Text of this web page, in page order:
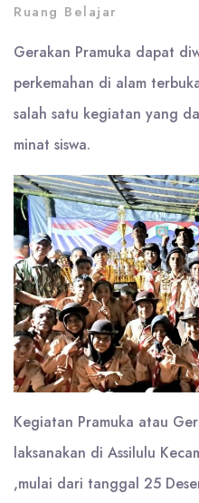
Ruang Belajar
Gerakan Pramuka dapat
perkemahan di alam
salah satu kegiatan yang
minat siswa.
Kegiatan Pramuka atau
laksanakan di Assilulu
,mulai dari tanggal 25